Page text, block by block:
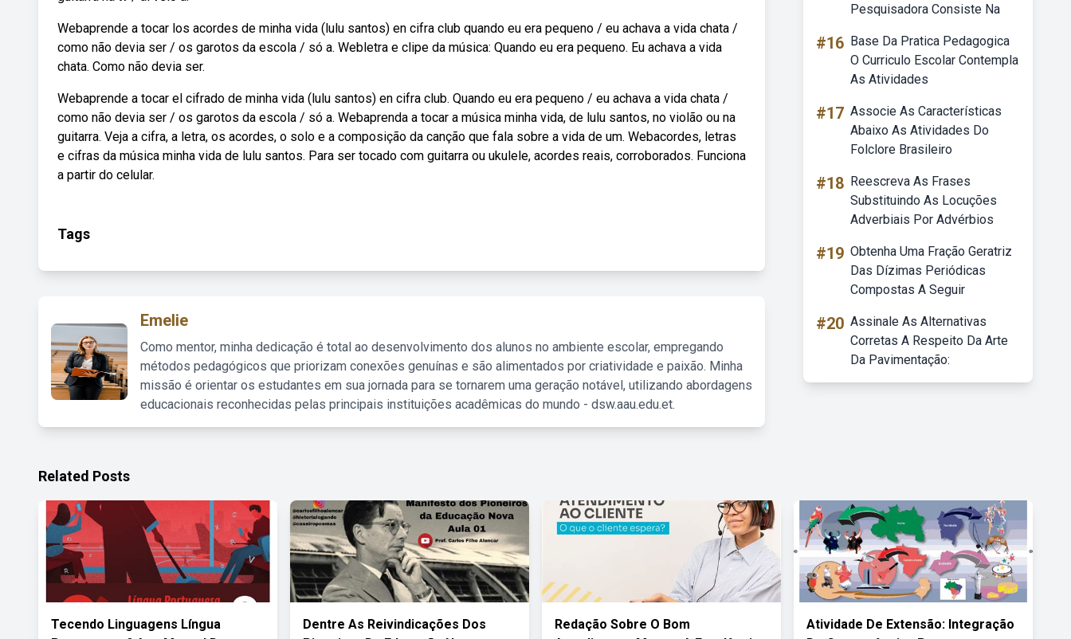
Webaprende a tocar los acordes de minha vida (lulu santos) en cifra club quando eu era pequeno / eu achava a vida chata /
como não devia ser / os garotos da escola / só a. Webletra e clipe da música: Quando eu era pequeno. Eu achava a vida
chata. Como não devia ser.
Webaprende a tocar el cifrado de minha vida (lulu santos) en cifra club. Quando eu era pequeno / eu achava a vida chata /
como não devia ser / os garotos da escola / só a. Webaprenda a tocar a música minha vida, de lulu santos, no violão ou na
guitarra. Veja a cifra, a letra, os acordes, o solo e a composição da canção que fala sobre a vida de um. Webacordes, letras
e cifras da música minha vida de lulu santos. Para ser tocado com guitarra ou ukulele, acordes reais, corroborados. Funciona
a partir do celular.
Tags
Emelie
Como mentor, minha dedicação é total ao desenvolvimento dos alunos no ambiente escolar, empregando
métodos pedagógicos que priorizam conexões genuínas e são alimentados por criatividade e paixão. Minha
missão é orientar os estudantes em sua jornada para se tornarem uma geração notável, utilizando abordagens
educacionais reconhecidas pelas principais instituições acadêmicas do mundo - dsw.aau.edu.et.
Pesquisadora Consiste Na
#16 Base Da Pratica Pedagogica
O Curriculo Escolar Contempla
As Atividades
#17 Associe As Características
Abaixo As Atividades Do
Folclore Brasileiro
#18 Reescreva As Frases
Substituindo As Locuções
Adverbiais Por Advérbios
#19 Obtenha Uma Fração Geratriz
Das Dízimas Periódicas
Compostas A Seguir
#20 Assinale As Alternativas
Corretas A Respeito Da Arte
Da Pavimentação:
Related Posts
Tecendo Linguagens Língua
Dentre As Reivindicações Dos
Redação Sobre O Bom
Atividade De Extensão: Integração